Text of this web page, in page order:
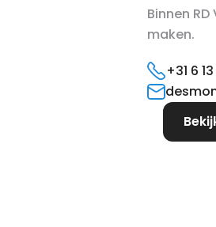
Binnen
maken.
+31 6